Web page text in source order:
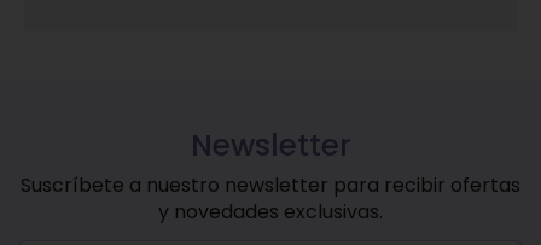
Newsletter
Suscríbete a nuestro newsletter para recibir ofertas
y novedades exclusivas.